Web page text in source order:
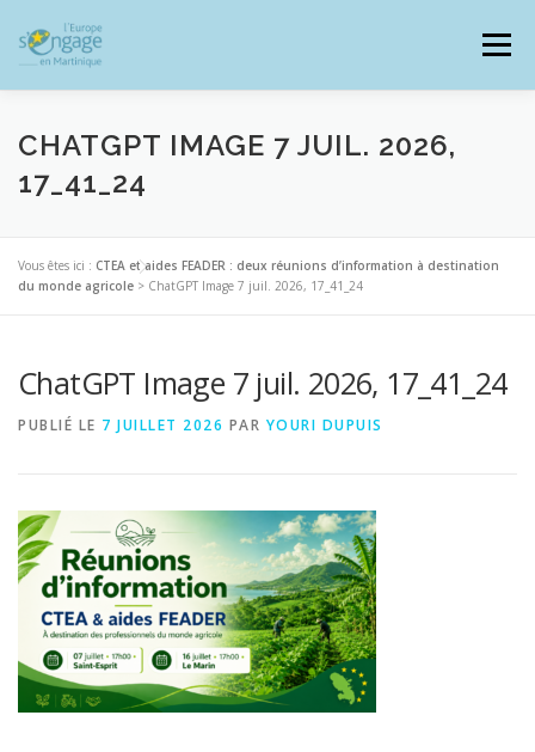
contenu
Menu
RESSOURCES DOCUMENTAIRES ZOOM EUROPE
CHATGPT IMAGE 7 JUIL. 2026,
17_41_24
Vous êtes ici : CTEA et aides FEADER : deux réunions d’information à destination
du monde agricole > ChatGPT Image 7 juil. 2026, 17_41_24
ChatGPT Image 7 juil. 2026, 17_41_24
PUBLIÉ LE 7 JUILLET 2026 PAR YOURI DUPUIS